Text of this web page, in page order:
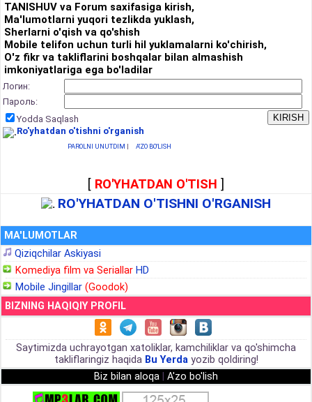
TANISHUV va Forum saxifasiga kirish,
Ma'lumotlarni yuqori tezlikda yuklash,
Sherlarni o'qish va qo'shish
Mobile telifon uchun turli hil yuklamalarni ko'chirish,
O'z fikr va takliflarini boshqalar bilan almashish
imkoniyatlariga ega bo'ladilar
Логин:
Пароль:
Yodda Saqlash
Ro'yhatdan o'tishni o'rganish
PAROLNI UNUTDIM | A'ZO BO'LISH
[ RO'YHATDAN O'TISH ]
RO'YHATDAN O'TISHNI O'RGANISH
MA'LUMOTLAR
Qiziqchilar Askiyasi
Komediya film va Seriallar HD
Mobile Jingillar (Goodok)
BIZNING HAQIQIY PROFIL
Saytimizda uchrayotgan xatoliklar, kamchiliklar va qo'shimcha
takliflaringiz haqida Bu Yerdayozib qoldiring!
Biz bilan aloqa
A'zo bo'lish